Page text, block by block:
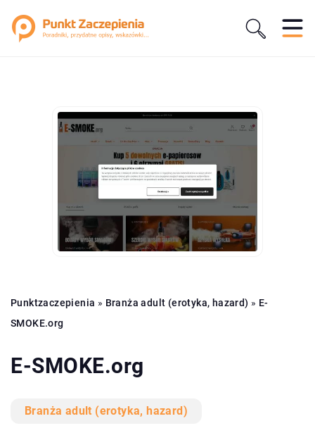
Punktzaczepienia » Branża adult (erotyka, hazard) » E-
SMOKE.org
E-SMOKE.org
Branża adult (erotyka, hazard)